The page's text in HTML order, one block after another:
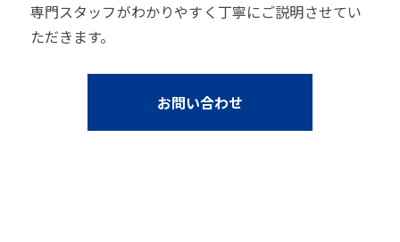
専門スタッフがわかりやすく丁寧にご説明させてい
ただきます。
お問い合わせ